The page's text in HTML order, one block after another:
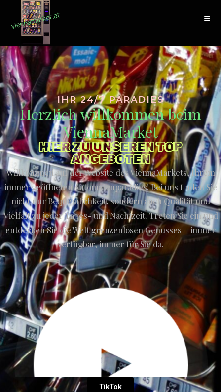
IHR 24/7 PARADIES
Herzlich willkommen beim
ViennaMarket
HIER ZU UNSEREN TOP
ANGEBOTEN
Willkommen auf der Website des ViennaMarkets, Ihrem
immer geöffneten Automatenparadies! Bei uns finden Sie
nicht nur Bequemlichkeit, sondern auch Qualität und
Vielfalt zu jeder Tages- und Nachtzeit. Treten Sie ein und
entdecken Sie die Welt grenzenlosen Genusses – immer
verfügbar, immer für Sie da.
TikTok